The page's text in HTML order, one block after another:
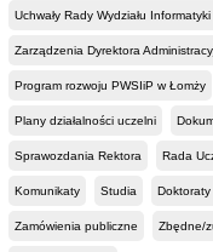
Uchwały Rady Wydziału
Zarządzenia Dyrektora
Program rozwoju PWSIiP w Łomży
Plany działalności uczelni
Sprawozdania Rektora Rada
Komunikaty Studia Doktoraty
Zamówienia publiczne Zbędne/